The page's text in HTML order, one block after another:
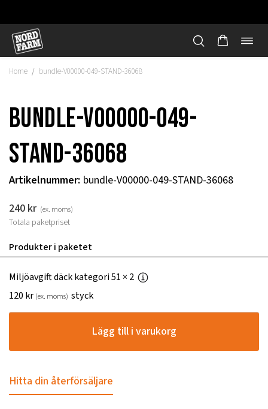
Hoppa
innehåll
Home / bundle-V00000-049-STAND-36068
bundle-V00000-049-
STAND-36068
Artikelnummer: bundle-V00000-049-STAND-36068
240 kr (ex. moms)
Totala paketpriset
Produkter i paketet
Miljöavgift däck kategori 51 × 2
120 kr (ex. moms) styck
Lägg till i varukorg
Hitta din återförsäljare